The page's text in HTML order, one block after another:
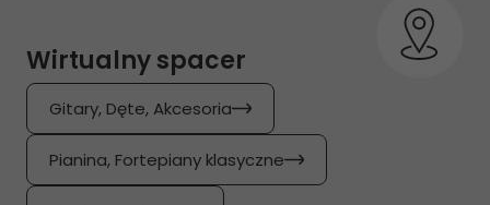
Wirtualny spacer
Gitary, Dęte, Akcesoria
Pianina, Fortepiany klasyczne